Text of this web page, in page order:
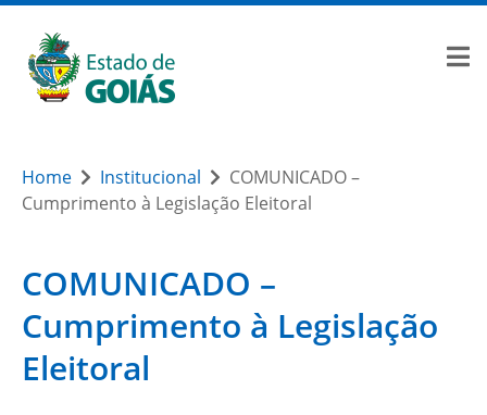
Home Institucional
COMUNICADO –
Cumprimento à Legislação Eleitoral
COMUNICADO –
Cumprimento à Legislação
Eleitoral